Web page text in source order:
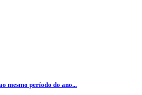
mesmo período do ano...